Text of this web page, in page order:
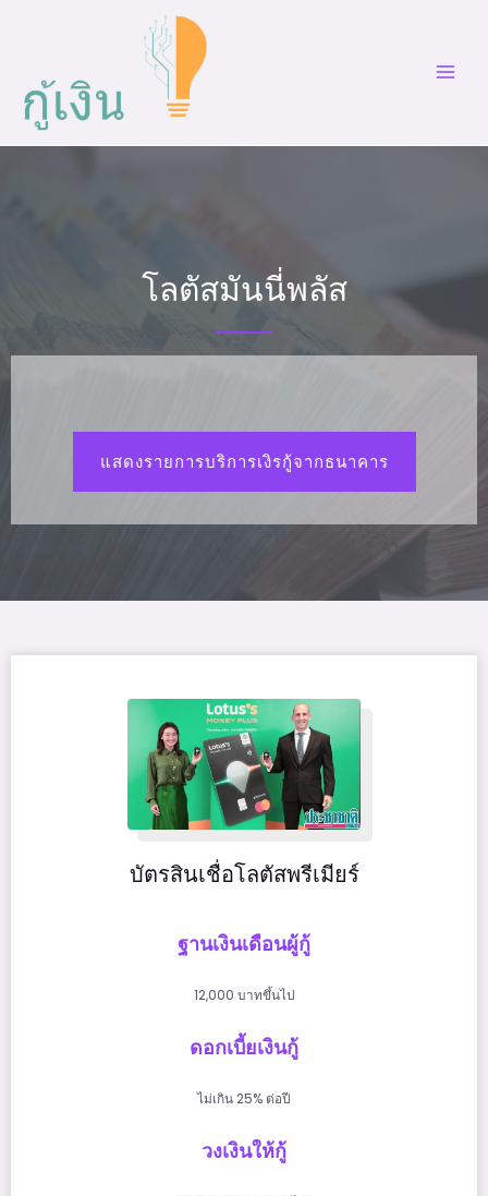
โลตัสมันนี่พลัส
แสดงรายการบริการเงิรกู้จากธนาคาร
บัตรสินเชื่อโลตัสพรีเมียร์
ฐานเงินเดือนผู้กู้
12,000 บาทขึ้นไป
ดอกเบี้ยเงินกู้
ไม่เกิน 25% ต่อปี
วงเงินให้กู้